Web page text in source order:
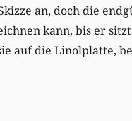
an, doch die
kann, bis er
auf die Linolplatte,